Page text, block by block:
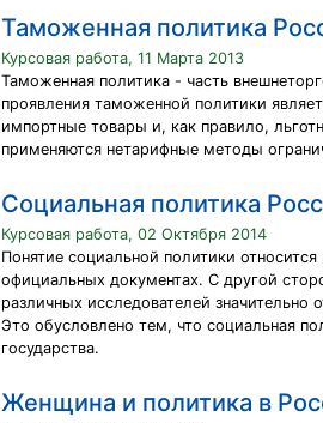
Таможенная политика
Курсовая работа, 11 Марта 2013
Таможенная политика - часть
проявления таможенной политики
импортные товары и, как правило,
применяются нетарифные методы
Социальная политика
Курсовая работа, 02 Октября 2014
Понятие социальной политики
официальных документах. С другой
различных исследователей значительно
Это обусловлено тем, что социальная
государства.
Женщина и политика в